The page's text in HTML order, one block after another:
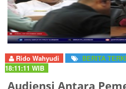
Rido Wahyudi BERITA
18:11:11 WIB
Audiensi Antara